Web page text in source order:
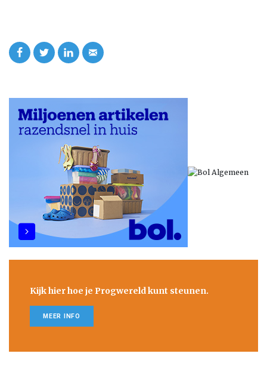
Kijk hier hoe je Progwereld kunt steunen.
MEER INFO